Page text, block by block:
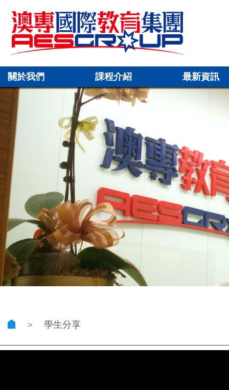
關於我們 課程介紹 最新資訊
學生分享
＞